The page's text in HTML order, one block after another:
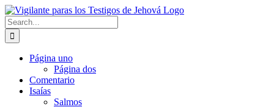
Skip
to
content
Search
for:
Página uno
Página dos
Comentario
Isaías
Salmos